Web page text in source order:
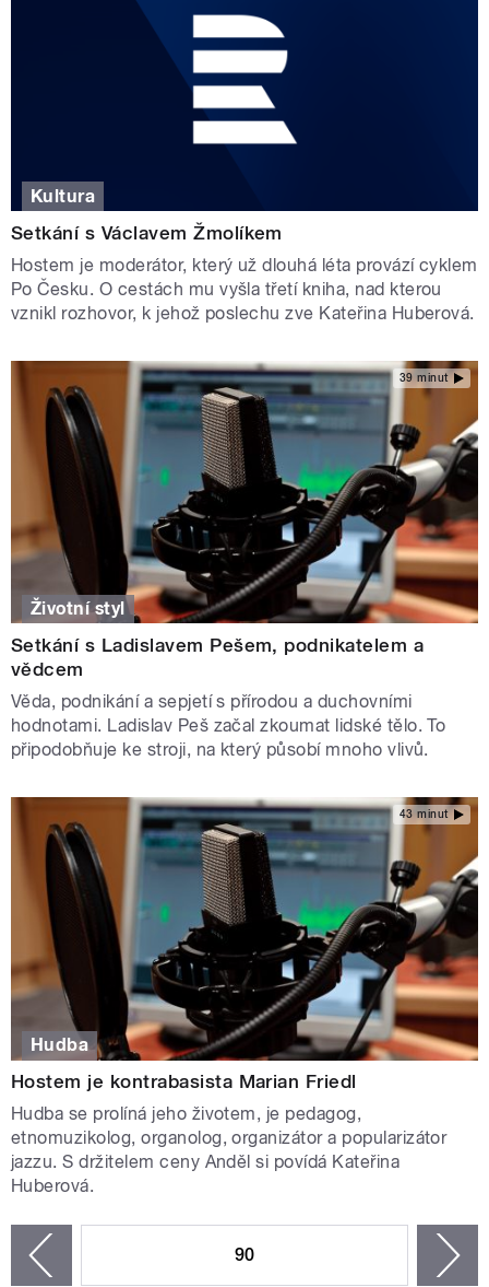
Kultura
Setkání s Václavem Žmolíkem
Hostem je moderátor, který už dlouhá léta provází cyklem
Po Česku. O cestách mu vyšla třetí kniha, nad kterou
vznikl rozhovor, k jehož poslechu zve Kateřina Huberová.
39 minut
Životní styl
Setkání s Ladislavem Pešem, podnikatelem a
vědcem
Věda, podnikání a sepjetí s přírodou a duchovními
hodnotami. Ladislav Peš začal zkoumat lidské tělo. To
připodobňuje ke stroji, na který působí mnoho vlivů.
43 minut
Hudba
Hostem je kontrabasista Marian Friedl
Hudba se prolíná jeho životem, je pedagog,
etnomuzikolog, organolog, organizátor a popularizátor
jazzu. S držitelem ceny Anděl si povídá Kateřina
Huberová.
90